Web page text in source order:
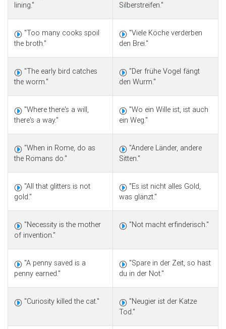
lining."
Silberstreifen."
"Too many cooks spoil
the broth."
"Viele Köche verderben
den Brei."
"The early bird catches
the worm."
"Der frühe Vogel fängt
den Wurm."
"Where there's a will,
there's a way."
"Wo ein Wille ist, ist auch
ein Weg."
"When in Rome, do as
the Romans do."
"Andere Länder, andere
Sitten."
"All that glitters is not
gold."
"Es ist nicht alles Gold,
was glänzt."
"Necessity is the mother
of invention."
"Not macht erfinderisch."
"A penny saved is a
penny earned."
"Spare in der Zeit, so hast
du in der Not."
"Curiosity killed the cat."
"Neugier ist der Katze
Tod."